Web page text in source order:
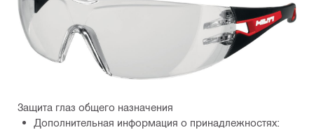
Защита глаз общего назначения
Дополнительная информация о принадлежностях: